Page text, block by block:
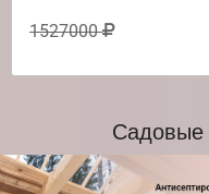
1527000
Садовые